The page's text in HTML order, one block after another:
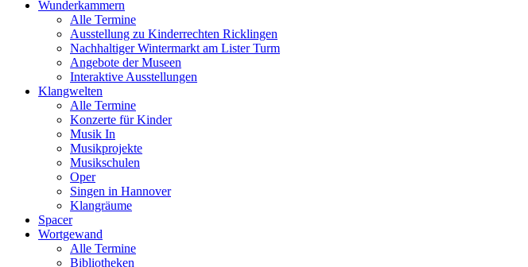
Wunderkammern
Alle Termine
Ausstellung zu Kinderrechten Ricklingen
Nachhaltiger Wintermarkt am Lister Turm
Angebote der Museen
Interaktive Ausstellungen
Klangwelten
Alle Termine
Konzerte für Kinder
Musik In
Musikprojekte
Musikschulen
Oper
Singen in Hannover
Klangräume
Spacer
Wortgewand
Alle Termine
Bibliotheken